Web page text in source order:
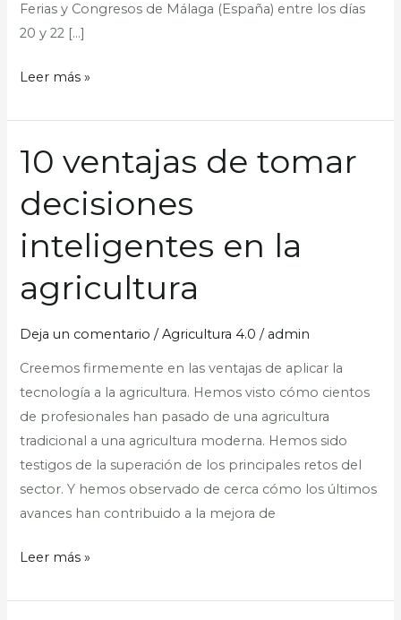
Ferias y Congresos de Málaga (España) entre los días
20 y 22 […]
Leer más »
10 ventajas de tomar
decisiones
inteligentes en la
agricultura
Deja un comentario /Agricultura 4.0 / admin
Creemos firmemente en las ventajas de aplicar la
tecnología a la agricultura. Hemos visto cómo cientos
de profesionales han pasado de una agricultura
tradicional a una agricultura moderna. Hemos sido
testigos de la superación de los principales retos del
sector. Y hemos observado de cerca cómo los últimos
avances han contribuido a la mejora de
10
ventajas
de
decisiones
inteligentes
en
agricultura
Leer más »